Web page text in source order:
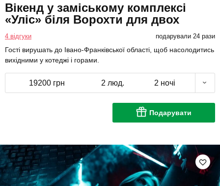
Вікенд у заміському комплексі
«Уліс» біля Ворохти для двох
4 відгуки подарували 24 рази
Гості вирушать до Івано-Франківської області, щоб насолодитись
вихідними у котеджі і горами.
19200 грн 2 люд. 2 ночі
Подарувати